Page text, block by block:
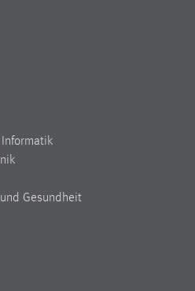
Gesundheit